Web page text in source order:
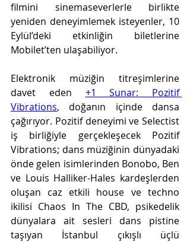
filmini sinemaseverlerle birlikte
yeniden deneyimlemek isteyenler, 10
Eylül’deki etkinliğin biletlerine
Mobilet’ten ulaşabiliyor.
Elektronik müziğin titreşimlerine
davet eden +1 Sunar: Pozitif
Vibrations, doğanın içinde dansa
çağırıyor. Pozitif deneyimi ve Selectist
iş birliğiyle gerçekleşecek Pozitif
Vibrations; dans müziğinin dünyadaki
önde gelen isimlerinden Bonobo, Ben
ve Louis Halliker-Hales kardeşlerden
oluşan caz etkili house ve techno
ikilisi Chaos In The CBD, psikedelik
dünyalara ait sesleri dans pistine
taşıyan İstanbul çıkışlı üçlü